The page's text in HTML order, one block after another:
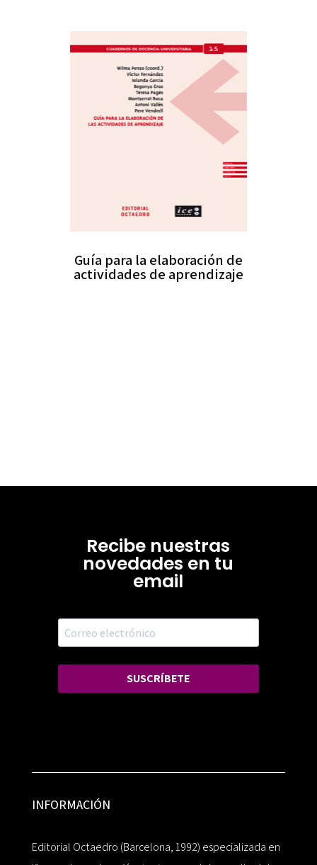
Guía para la elaboración de
actividades de aprendizaje
Recibe nuestras
novedades en tu
email
SUSCRÍBETE
INFORMACIÓN
Editorial Octaedro (Barcelona, 1992) especializada en